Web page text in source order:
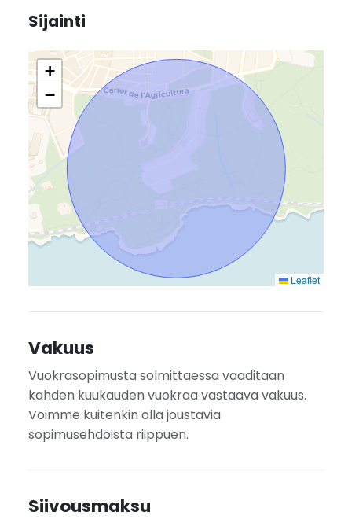
Sijainti
+
−
Leaflet
Vakuus
Vuokrasopimusta solmittaessa vaaditaan
kahden kuukauden vuokraa vastaava vakuus.
Voimme kuitenkin olla joustavia
sopimusehdoista riippuen.
Siivousmaksu